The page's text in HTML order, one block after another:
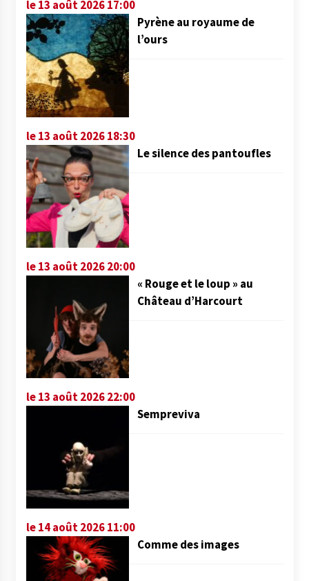
le 13 août 2026 17:00
Pyrène au royaume de
l’ours
le 13 août 2026 18:30
Le silence des pantoufles
le 13 août 2026 20:00
« Rouge et le loup » au
Château d’Harcourt
le 13 août 2026 22:00
Sempreviva
le 14 août 2026 11:00
Comme des images